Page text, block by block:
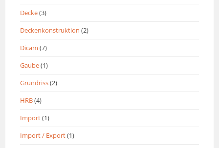
Decke(3)
Deckenkonstruktion (2)
Dicam (7)
Gaube(1)
Grundriss(2)
HRB(4)
Import(1)
Import / Export(1)